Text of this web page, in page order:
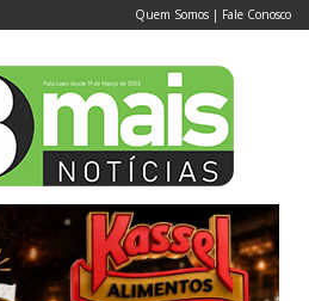
Quem Somos | Fale Conosco